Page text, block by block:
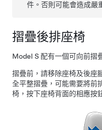
件。否則可能會造成嚴
摺疊後排座椅
Model S 配有一個可向前摺
摺疊前，請移除座椅及後座
全平整摺疊，可能需要將前
椅，按下座椅背面的相應按